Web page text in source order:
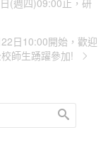
(週四)09:00止，研
日10:00開始，歡迎
師生踴躍參加!